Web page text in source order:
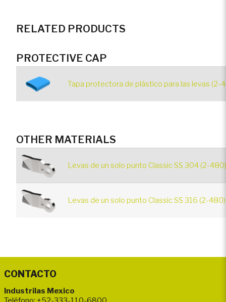
RELATED PRODUCTS
PROTECTIVE CAP
Tapa protectora de plástico para las levas (2-
OTHER MATERIALS
Levas de un solo punto Classic SS 304 (2-480)
Levas de un solo punto Classic SS 316 (2-480)
CONTACTO
Industrilas Mexico